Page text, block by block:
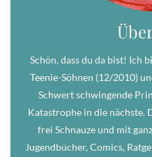
Schön, dass du da bist! Ich
Teenie-Söhnen (12/2010)
Schwert schwingende
Katastrophe in die nächste.
frei Schnauze und mit
Jugendbücher, Comics,